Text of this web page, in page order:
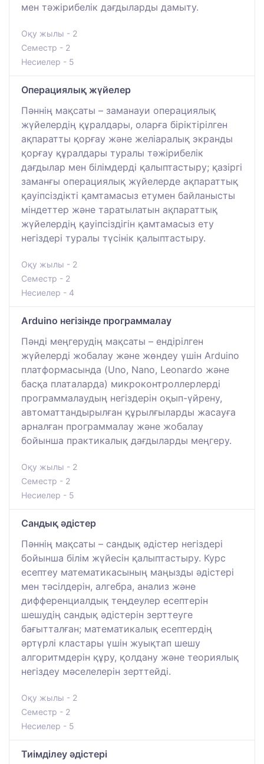
мен тәжірибелік дағдыларды дамыту.
Оқу жылы - 2
Семестр - 2
Несиелер - 5
Операциялық жүйелер
Пәннің мақсаты – заманауи операциялық
жүйелердің құралдары, оларға біріктірілген
ақпаратты қорғау және желіаралық экранды
қорғау құралдары туралы тәжірибелік
дағдылар мен білімдерді қалыптастыру; қазіргі
заманғы операциялық жүйелерде ақпараттық
қауіпсіздікті қамтамасыз етумен байланысты
міндеттер және таратылатын ақпараттық
жүйелердің қауіпсіздігін қамтамасыз ету
негіздері туралы түсінік қалыптастыру.
Оқу жылы - 2
Семестр - 2
Несиелер - 4
Arduino негізінде программалау
Пәнді меңгерудің мақсаты – ендірілген
жүйелерді жобалау және жөндеу үшін Arduino
платформасында (Uno, Nano, Leonardo және
басқа платаларда) микроконтроллерлерді
программалаудың негіздерін оқып-үйрену,
автоматтандырылған құрылғыларды жасауға
арналған программалау және жобалау
бойынша практикалық дағдыларды меңгеру.
Оқу жылы - 2
Семестр - 2
Несиелер - 5
Cандық әдістер
Пәннің мақсаты – сандық әдістер негіздері
бойынша білім жүйесін қалыптастыру. Курс
есептеу математикасының маңызды әдістері
мен тәсілдерін, алгебра, анализ және
дифференциалдық теңдеулер есептерін
шешудің сандық әдістерін зерттеуге
бағытталған; математикалық есептердің
әртүрлі кластары үшін жуықтап шешу
алгоритмдерін құру, қолдану және теориялық
негіздеу мәселелерін зерттейді.
Оқу жылы - 2
Семестр - 2
Несиелер - 5
Тиімділеу әдістері